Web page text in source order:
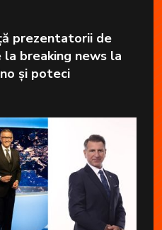
prezentatorii de
breaking news la
și poteci